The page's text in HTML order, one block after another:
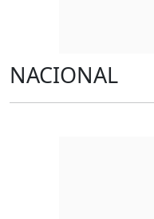
NACIONAL